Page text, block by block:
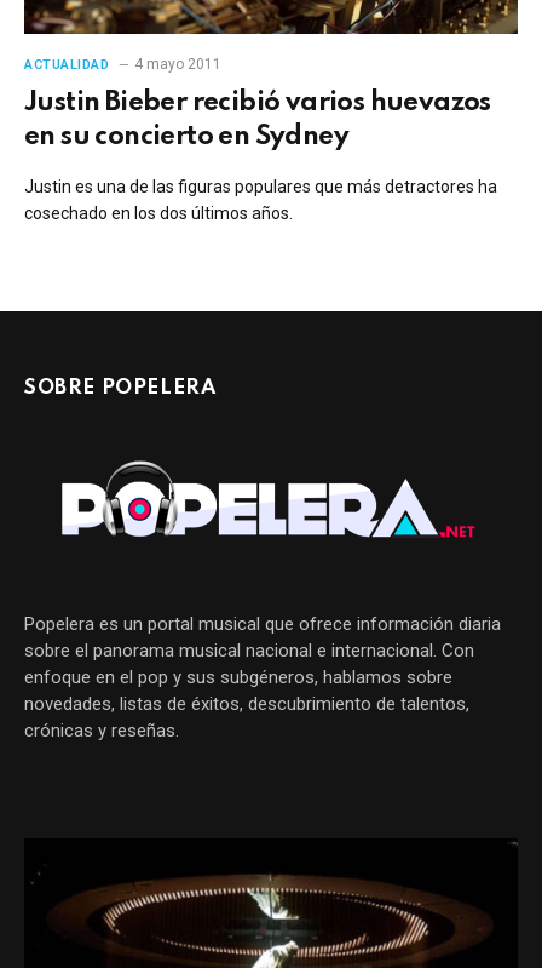
ACTUALIDAD 4 mayo 2011
Justin Bieber recibió varios huevazos
en su concierto en Sydney
Justin es una de las figuras populares que más detractores ha
cosechado en los dos últimos años.
SOBRE POPELERA
Popelera es un portal musical que ofrece información diaria
sobre el panorama musical nacional e internacional. Con
enfoque en el pop y sus subgéneros, hablamos sobre
novedades, listas de éxitos, descubrimiento de talentos,
crónicas y reseñas.